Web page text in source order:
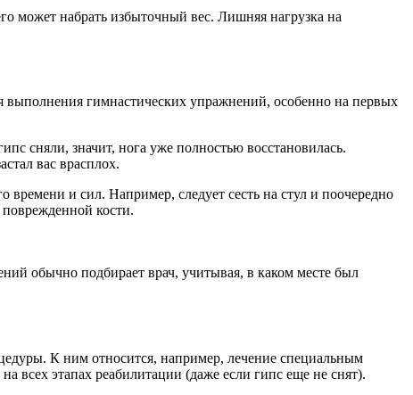
может набрать избыточный вес. Лишняя нагрузка на
гимнастических упражнений, особенно на первых
сняли, значит, нога уже полностью восстановилась.
вас врасплох.
и сил. Например, следует сесть на стул и поочередно
кости.
обычно подбирает врач, учитывая, в каком месте был
К ним относится, например, лечение специальным
всех этапах реабилитации (даже если гипс еще не снят).